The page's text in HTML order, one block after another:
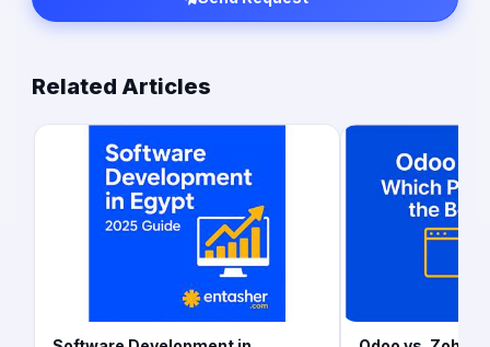
Related Articles